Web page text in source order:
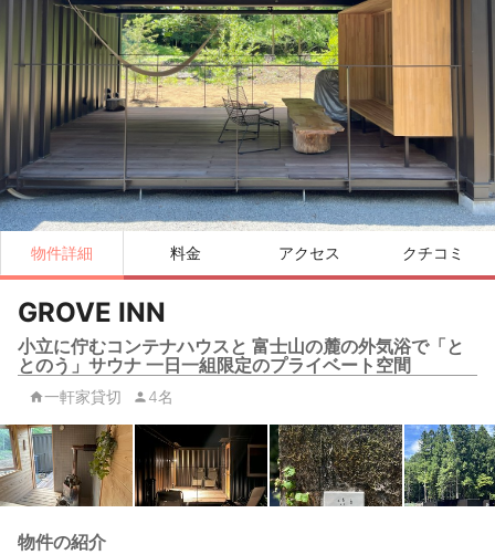
物件詳細 料金 アクセス クチコミ
GROVE INN
小立に佇むコンテナハウスと 富士山の麓の外気浴で「と
とのう」サウナ 一日一組限定のプライベート空間
一軒家貸切 4名
物件の紹介